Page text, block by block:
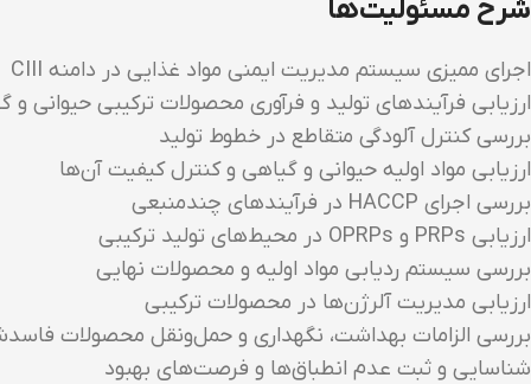
شرح مسئولیت‌ها
اجرای ممیزی سیستم مدیریت ایمنی مواد غذایی در دامنه CIII
ارزیابی فرآیندهای تولید و فرآوری محصولات ترکیبی حیوانی و
بررسی کنترل آلودگی متقاطع در خطوط تولید
ارزیابی مواد اولیه حیوانی و گیاهی و کنترل کیفیت آن‌ها
بررسی اجرای HACCP در فرآیندهای چندمنبعی
ارزیابی PRPs و OPRPs در محیط‌های تولید ترکیبی
بررسی سیستم ردیابی مواد اولیه و محصولات نهایی
ارزیابی مدیریت آلرژن‌ها در محصولات ترکیبی
بررسی الزامات بهداشت، نگهداری و حمل‌ونقل محصولات
شناسایی و ثبت عدم انطباق‌ها و فرصت‌های بهبود